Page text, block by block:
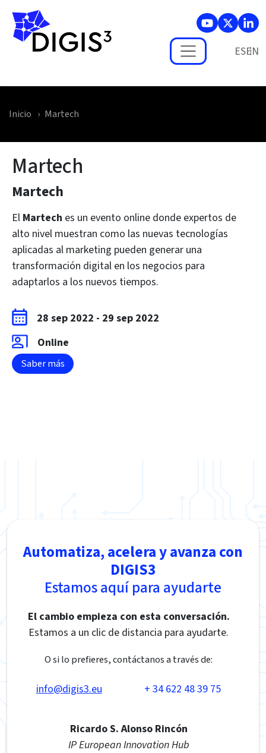
Skip to main content
ES
Inicio Martech
Martech
Martech
El Martech es un evento online donde expertos de
alto nivel muestran como las nuevas tecnologías
aplicadas al marketing pueden generar una
transformación digital en los negocios para
adaptarlos a los nuevos tiempos.
28 sep 2022 - 29 sep 2022
Online
Saber más
Automatiza, acelera y avanza con
DIGIS3
Estamos aquí para ayudarte
El cambio empieza con esta conversación.
Estamos a un clic de distancia para ayudarte.
O si lo prefieres, contáctanos a través de:
info@digis3.eu + 34 622 48 39 75
Ricardo S. Alonso Rincón
IP European Innovation Hub